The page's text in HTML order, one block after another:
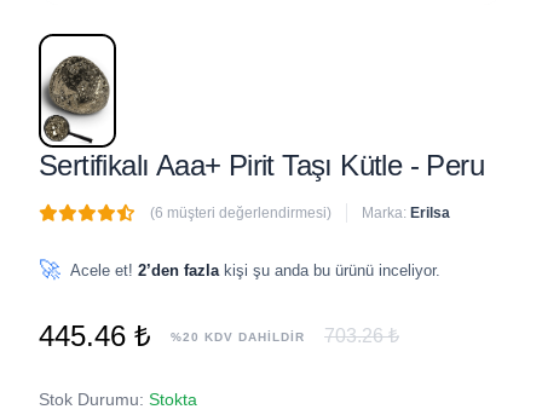
Sertifikalı Aaa+ Pirit Taşı Kütle - Peru
(6 müşteri değerlendirmesi) Marka: Erilsa
🚀 Acele et! 2’den fazla kişi şu anda bu ürünü inceliyor.
445.46 ₺ %20 KDV DAHİLDİR 703.26 ₺
Stok Durumu: Stokta